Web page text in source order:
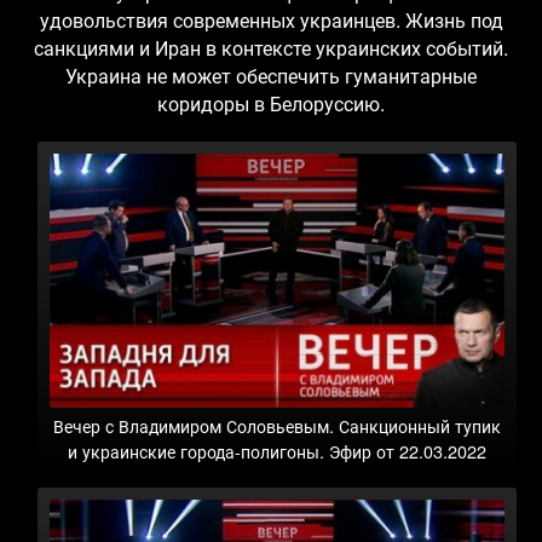
удовольствия современных украинцев. Жизнь под
санкциями и Иран в контексте украинских событий.
Украина не может обеспечить гуманитарные
коридоры в Белоруссию.
Вечер с Владимиром Соловьевым. Санкционный тупик
и украинские города-полигоны. Эфир от 22.03.2022